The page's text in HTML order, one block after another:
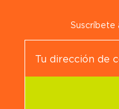
Suscríbete